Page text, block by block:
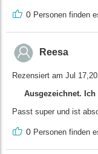
0 Personen finden
Reesa
Rezensiert am Jul
Ausgezeichnet.
Passt super und ist
0 Personen finden